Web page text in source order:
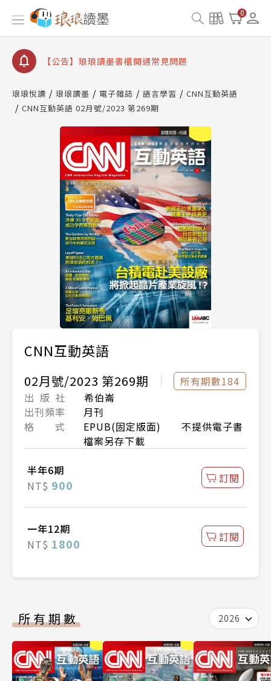
0
【公告】因 Readmoo 讀墨系統維護中，本站同步暫
停部分閱讀服務
【公告】琅琅讀墨數位閱讀資產合併與書櫃開通申請
【公告】琅琅讀墨書櫃開通常見問題
請圖文教學
【公告】琅琅書店服務升級重要說明及資產合併結果
查詢
【公告】因 Readmoo 讀墨系統維護中，本站同步暫
停部分閱讀服務
琅琅悅讀 琅琅讀墨 電子雜誌 語言學習
CNN互動英語
CNN互動英語 02月號/2023 第269期
CNN互動英語
02月號/2023 第269期
所有期數184
出 版 社
希伯崙
出刊頻率
月刊
格 式
EPUB(固定版面) 不提供電子書
檔案另存下載
半年6期
NT$ 900 訂閱
一年12期
NT$ 1800 訂閱
所有期數 2026